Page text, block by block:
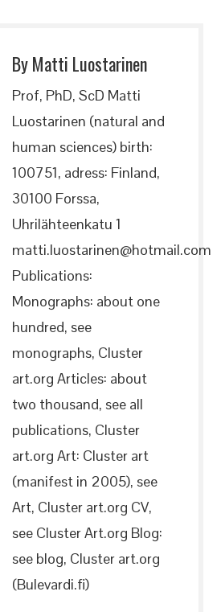
By Matti Luostarinen
Prof, PhD, ScD Matti
Luostarinen (natural and
human sciences) birth:
100751, adress: Finland,
30100 Forssa,
Uhrilähteenkatu 1
matti.luostarinen@hotmail.com
Publications:
Monographs: about one
hundred, see
monographs, Cluster
art.org Articles: about
two thousand, see all
publications, Cluster
art.org Art: Cluster art
(manifest in 2005), see
Art, Cluster art.org CV,
see Cluster Art.org Blog:
see blog, Cluster art.org
(Bulevardi.fi)